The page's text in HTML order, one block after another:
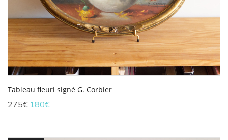
Tableau fleuri signé G. Corbier
275€ Le
était :
180€Le
est :